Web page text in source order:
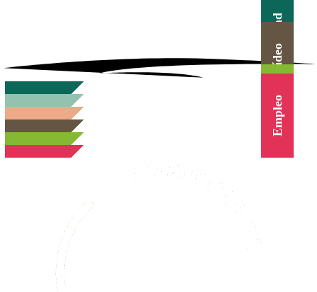
Actualidad
Blog
Agenda
Canal Vídeo
Cursos
Empleo